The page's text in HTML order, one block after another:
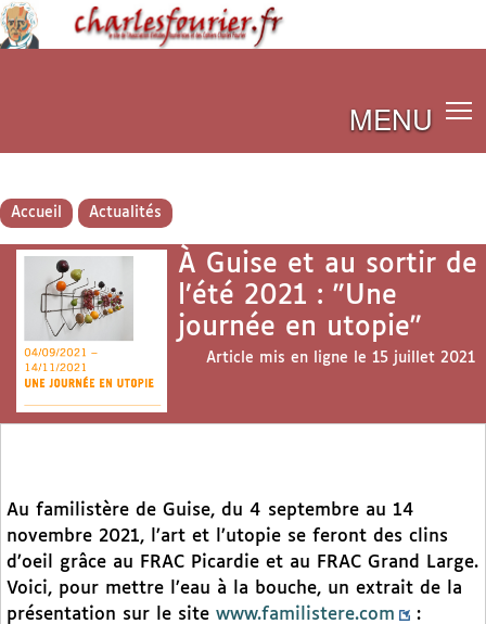
MENU
Accueil Actualités
À Guise et au sortir de
l’été 2021 : "Une
journée en utopie"
Article mis en ligne le 15 juillet 2021
Au familistère de Guise, du 4 septembre au 14
novembre 2021, l’art et l’utopie se feront des clins
d’oeil grâce au FRAC Picardie et au FRAC Grand Large.
Voici, pour mettre l’eau à la bouche, un extrait de la
présentation sur le site www.familistere.com :